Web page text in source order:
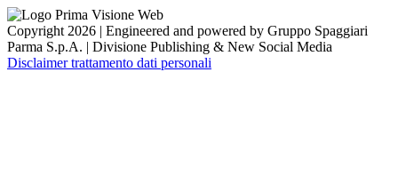
Copyright 2026 | Engineered and powered by Gruppo Spaggiari
Parma S.p.A. | Divisione Publishing & New Social Media
Disclaimer trattamento dati personali